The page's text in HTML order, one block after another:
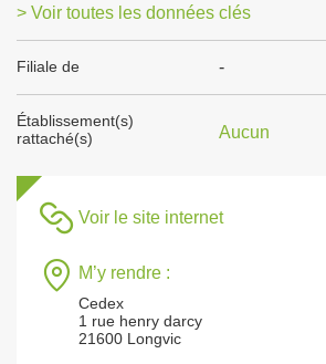
> Voir toutes les données clés
Filiale de -
Établissement(s)
rattaché(s)
Aucun
Voir le site internet
M’y rendre :
Cedex
1 rue henry darcy
21600 Longvic